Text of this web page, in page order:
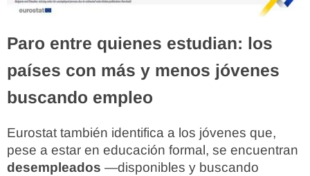
Paro entre quienes estudian: los
países con más y menos jóvenes
buscando empleo
Eurostat también identifica a los jóvenes que,
pese a estar en educación formal, se encuentran
desempleados —disponibles y buscando